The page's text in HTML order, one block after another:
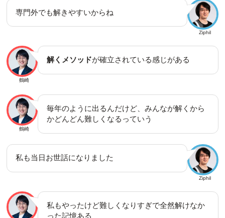
Ziphil
専門外でも解きやすいからね
鶴崎
解くメソッドが確立されている感じがある
鶴崎
毎年のように出るんだけど、みんなが解くから
かどんどん難しくなるっていう
Ziphil
私も当日お世話になりました
私もやったけど難しくなりすぎで全然解けなか
った記憶ある